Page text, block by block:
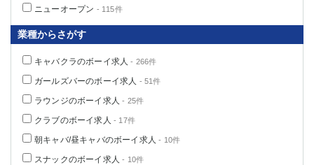
ニューオープン - 115件
業種からさがす
キャバクラのボーイ求人 - 266件
ガールズバーのボーイ求人 - 51件
ラウンジのボーイ求人 - 25件
クラブのボーイ求人 - 17件
朝キャバ/昼キャバのボーイ求人 - 10件
スナックのボーイ求人 - 10件